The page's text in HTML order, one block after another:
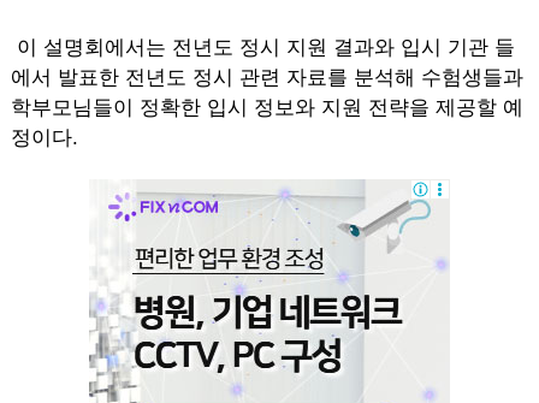
이 설명회에서는 전년도 정시 지원 결과와 입시 기관 들
에서 발표한 전년도 정시 관련 자료를 분석해 수험생들과
학부모님들이 정확한 입시 정보와 지원 전략을 제공할 예
정이다.